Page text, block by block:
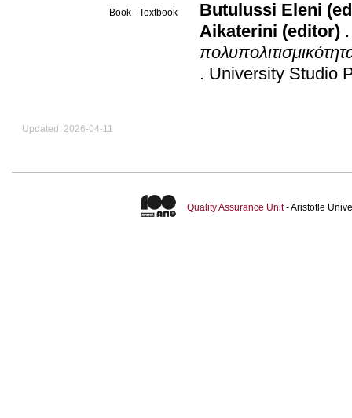
Book - Textbook
Butulussi Eleni
Aikaterini (editor)
. University Studio
Updated: 2026-04-11
Quality Assurance Unit- Aristotle